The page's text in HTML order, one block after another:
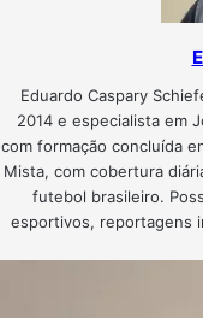
Eduardo Caspary
2014 e especialista em
com formação concluída
Mista, com cobertura
futebol brasileiro.
esportivos, reportagens